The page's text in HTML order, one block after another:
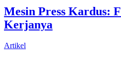
Mesin Press Kardus:
Kerjanya
Artikel